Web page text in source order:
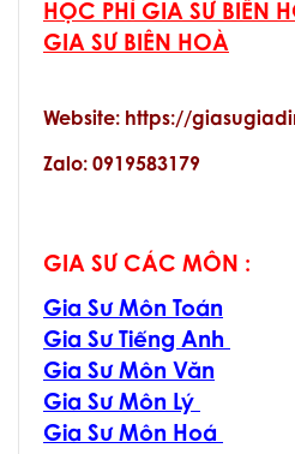
HỌC PHÍ GIA SƯ BIÊN
GIA SƯ BIÊN HOÀ
Website: https://
Zalo: 0919583179
GIA SƯ CÁC MÔN :
Gia Sư Môn Toán
Gia Sư Tiếng Anh
Gia Sư Môn Văn
Gia Sư Môn Lý
Gia Sư Môn Hoá